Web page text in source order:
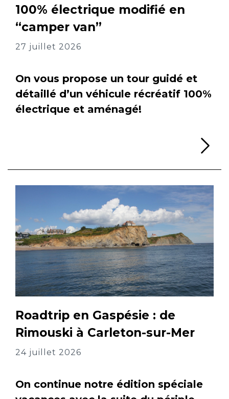
100% électrique modifié en
“camper van”
27 juillet 2026
On vous propose un tour guidé et
détaillé d’un véhicule récréatif 100%
électrique et aménagé!
Roadtrip en Gaspésie : de
Rimouski à Carleton-sur-Mer
24 juillet 2026
On continue notre édition spéciale